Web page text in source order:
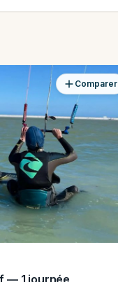
Comparer